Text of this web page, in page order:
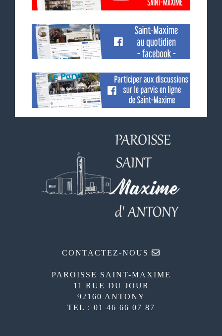
CONTACTEZ-NOUS
PAROISSE SAINT-MAXIME
11 RUE DU JOUR
92160 ANTONY
TEL : 01 46 66 07 87